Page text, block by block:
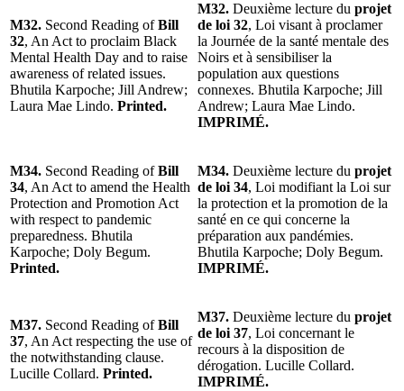
M32. Second Reading ofBill
32, An Act to proclaim Black
Mental Health Day and to raise
awareness of related issues.
Bhutila Karpoche; Jill Andrew;
Laura Mae Lindo. Printed.
M32. Deuxième lecture du projet
de loi 32, Loi visant à proclamer
la Journée de la santé mentale des
Noirs et à sensibiliser la
population aux questions
connexes. Bhutila Karpoche; Jill
Andrew; Laura Mae Lindo.
IMPRIMÉ.
M34. Second Reading ofBill
34, An Act to amend the Health
Protection and Promotion Act
with respect to pandemic
preparedness. Bhutila
Karpoche; Doly Begum.
Printed.
M34. Deuxième lecture du projet
de loi 34, Loi modifiant la Loi sur
la protection et la promotion de la
santé en ce qui concerne la
préparation aux pandémies.
Bhutila Karpoche; Doly Begum.
IMPRIMÉ.
M37. Second Reading ofBill
37, An Act respecting the use of
the notwithstanding clause.
Lucille Collard. Printed.
M37. Deuxième lecture du projet
de loi 37, Loi concernant le
recours à la disposition de
dérogation. Lucille Collard.
IMPRIMÉ.